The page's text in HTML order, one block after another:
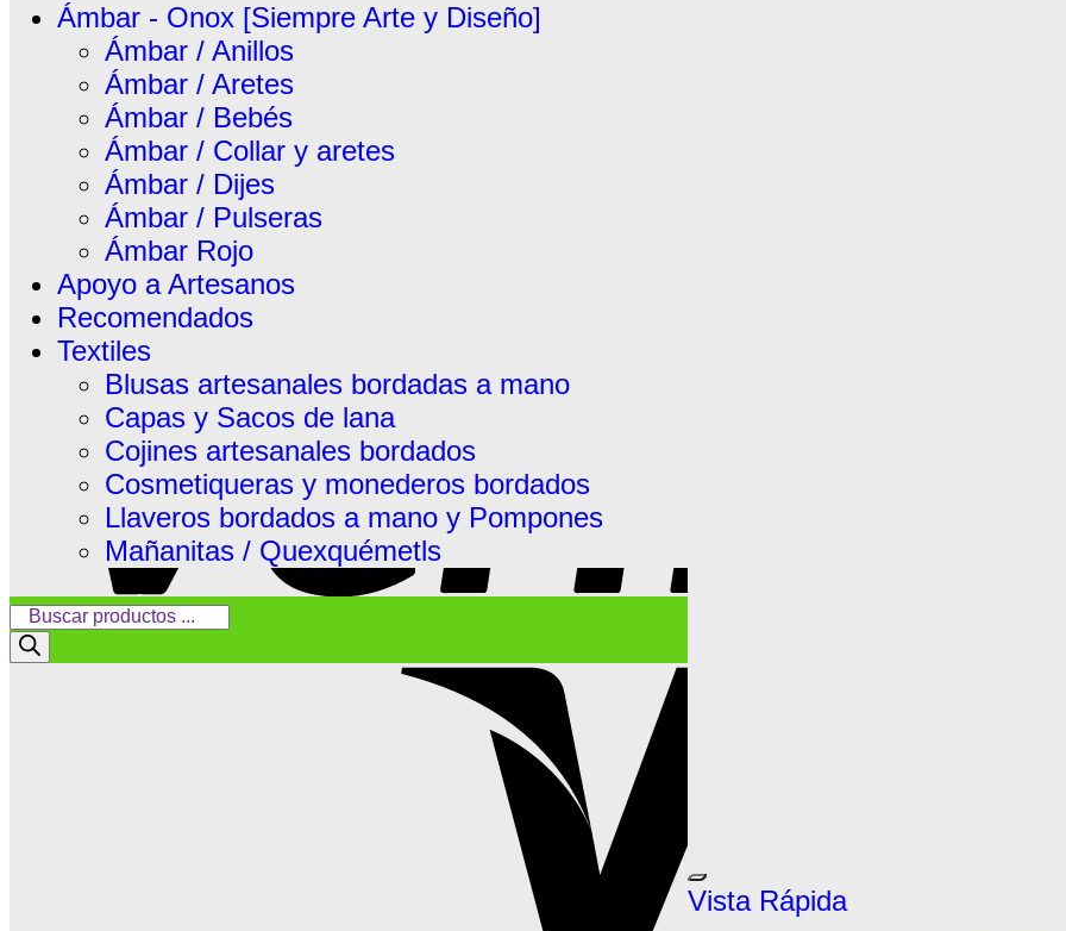
No products in the cart.
Carrito
No products in the cart.
Ámbar - Onox [Siempre Arte y Diseño]
Ámbar / Anillos
Ámbar / Aretes
Ámbar / Bebés
Ámbar / Collar y aretes
Ámbar / Dijes
Ámbar / Pulseras
Ámbar Rojo
Apoyo a Artesanos
Recomendados
Textiles
Blusas artesanales bordadas a mano
Capas y Sacos de lana
Cojines artesanales bordados
Cosmetiqueras y monederos bordados
Llaveros bordados a mano y Pompones
Mañanitas / Quexquémetls
Vista Rápida